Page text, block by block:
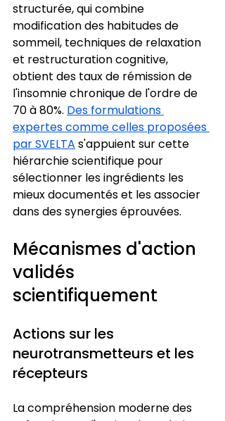
structurée, qui combine
modification des habitudes de
sommeil, techniques de relaxation
et restructuration cognitive,
obtient des taux de rémission de
l'insomnie chronique de l'ordre de
70 à 80%. Des formulations
expertes comme celles proposées
par SVELTA s'appuient sur cette
hiérarchie scientifique pour
sélectionner les ingrédients les
mieux documentés et les associer
dans des synergies éprouvées.
Mécanismes d'action
validés
scientifiquement
Actions sur les
neurotransmetteurs et les
récepteurs
La compréhension moderne des